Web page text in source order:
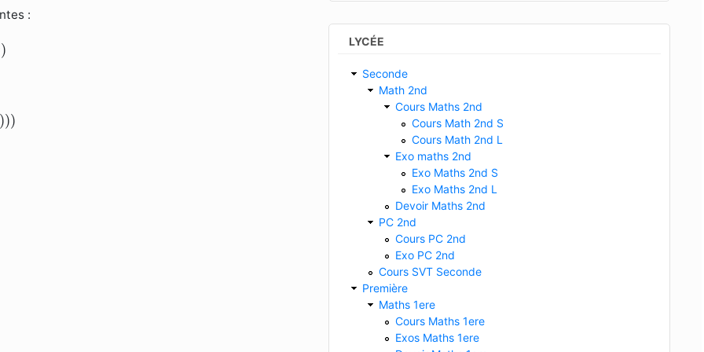
:
)
)))
LYCÉE
Seconde
Math 2nd
Cours Maths 2nd
Cours Math 2nd S
Cours Math 2nd L
Exo maths 2nd
Exo Maths 2nd S
Exo Maths 2nd L
Devoir Maths 2nd
PC 2nd
Cours PC 2nd
Exo PC 2nd
Cours SVT Seconde
Première
Maths 1ere
Cours Maths 1ere
Exos Maths 1ere